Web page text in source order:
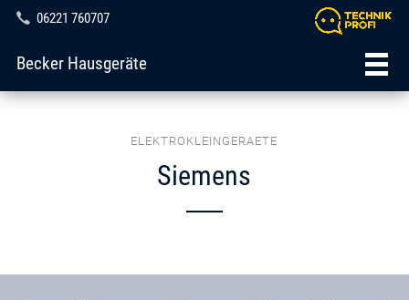
06221 760707
Becker Hausgeräte
ELEKTROKLEINGERAETE
Siemens